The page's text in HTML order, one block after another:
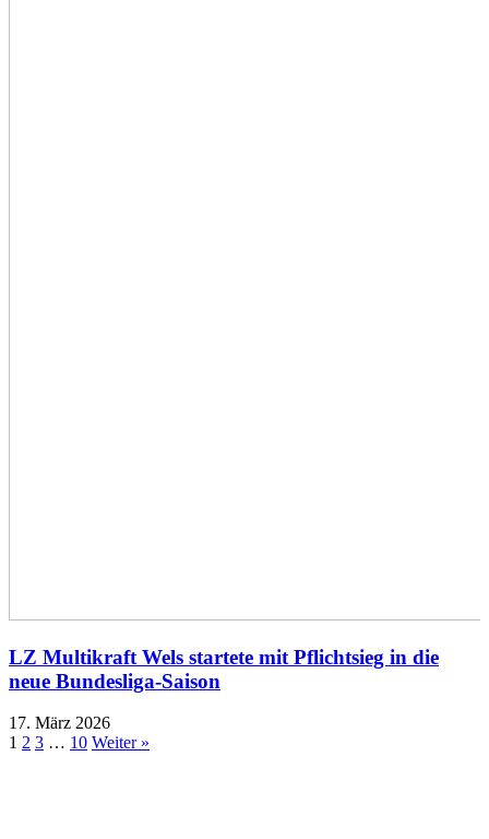
LZ Multikraft Wels startete mit Pflichtsieg in die
neue Bundesliga-Saison
17. März 2026
1 2 3 … 10 Weiter »